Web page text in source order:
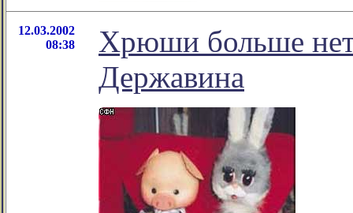
12.03.2002
08:38
Хрюши больше
Державина